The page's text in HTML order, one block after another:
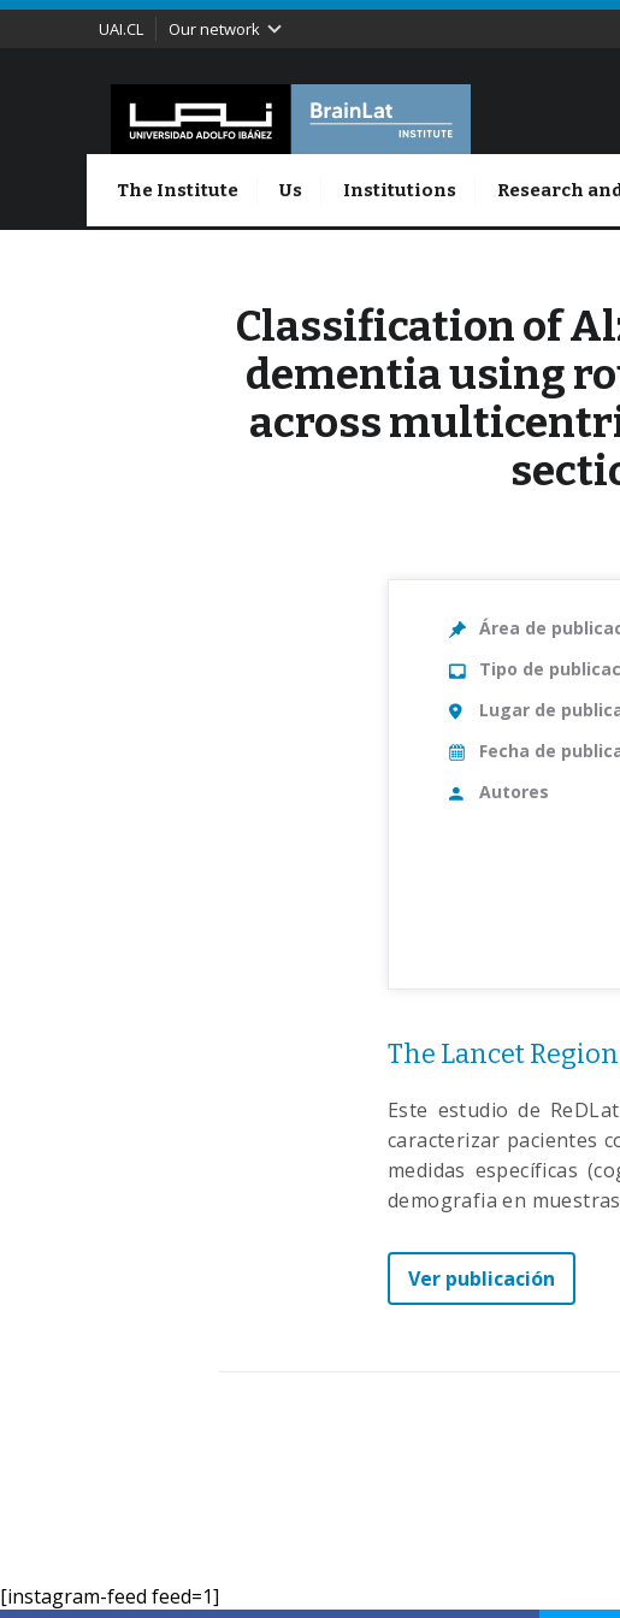
UAI.CL Our network
The Institute Us Institutions Research
Classification of
dementia using
across
Área de
Tipo de
Lugar de
Fecha de
Autores
The Lancet
Este estudio de
caracterizar pacientes
medidas específicas
demografia en
Ver publicación
[instagram-feed feed=1]